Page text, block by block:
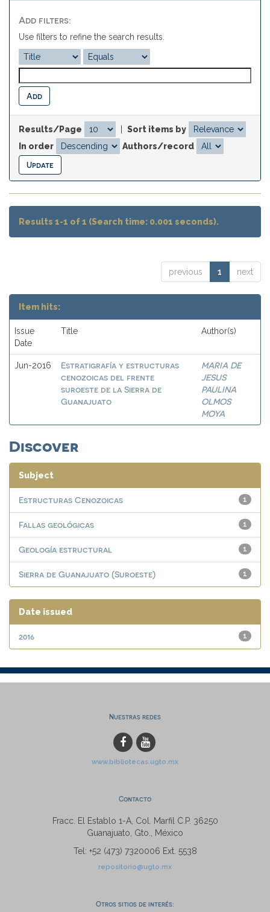
Add filters:
Use filters to refine the search results.
Results/Page
Sort items by
In order
Authors/record
Results 1-1 of 1 (Search time: 0.001 seconds).
previous 1 next
Item hits:
Issue
Date
Title Author(s)
Jun-2016
Estratigrafía y estructuras
cenozoicas del frente
suroeste de la Sierra de
Guanajuato
MARIA DE
JESUS
PAULINA
OLMOS
MOYA
Discover
Subject
1
Estructuras Cenozoicas
1
Fallas geológicas
1
Geología estructural
1
Sierra de Guanajuato (Suroeste)
Date issued
1
2016
Nuestras redes
www.bibliotecas.ugto.mx
Contacto
Fracc. El Establo 1-A, Col. Marfil C.P. 36250
Guanajuato, Gto., México
Tel: +52 (473) 7320006 Ext. 5538
repositorio@ugto.mx
Otros sitios de interés: